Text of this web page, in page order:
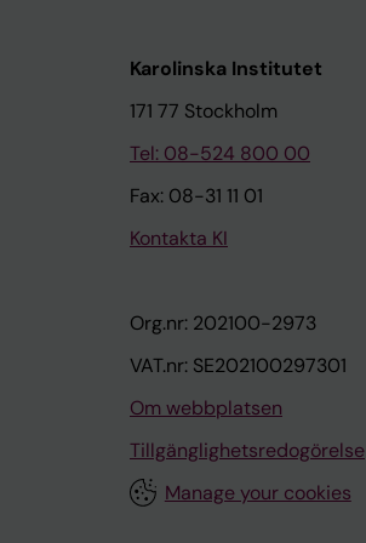
Karolinska Institutet
171 77 Stockholm
Tel: 08-524 800 00
Fax: 08-31 11 01
Kontakta KI
Org.nr: 202100-2973
VAT.nr: SE202100297301
Om webbplatsen
Tillgänglighetsredogörelse
Manage your cookies